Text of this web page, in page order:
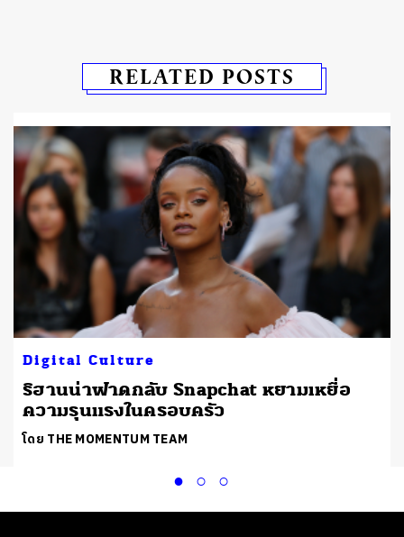
RELATED POSTS
Digital Culture
ริฮานน่าฟาดกลับ Snapchat หยามเหยื่อ
ความรุนแรงในครอบครัว
โดย THE MOMENTUM TEAM